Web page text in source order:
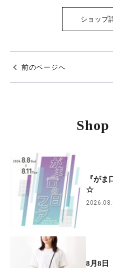
ショップ
前のページへ
Shop
『が
☆
8月8日